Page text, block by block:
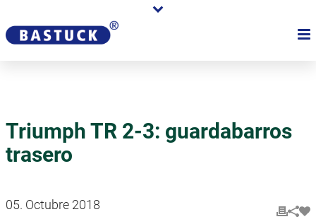
Triumph TR 2-3: guardabarros
trasero
05. Octubre 2018